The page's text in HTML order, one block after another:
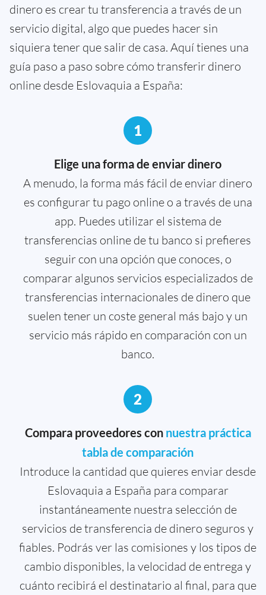
dinero es crear tu transferencia a través de un
servicio digital, algo que puedes hacer sin
siquiera tener que salir de casa. Aquí tienes una
guía paso a paso sobre cómo transferir dinero
online desde Eslovaquia a España:
1
Elige una forma de enviar dinero
A menudo, la forma más fácil de enviar dinero
es configurar tu pago online o a través de una
app. Puedes utilizar el sistema de
transferencias online de tu banco si prefieres
seguir con una opción que conoces, o
comparar algunos servicios especializados de
transferencias internacionales de dinero que
suelen tener un coste general más bajo y un
servicio más rápido en comparación con un
banco.
2
Compara proveedores con nuestra práctica
tabla de comparación
Introduce la cantidad que quieres enviar desde
Eslovaquia a España para comparar
instantáneamente nuestra selección de
servicios de transferencia de dinero seguros y
fiables. Podrás ver las comisiones y los tipos de
cambio disponibles, la velocidad de entrega y
cuánto recibirá el destinatario al final, para que